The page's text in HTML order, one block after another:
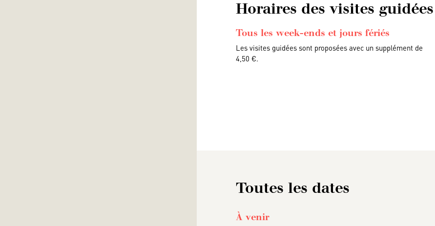
Horaires des visites guidées
Tous les week-ends et jours fériés
Les visites guidées sont proposées avec un supplément de
4,50 €.
Toutes les dates
À venir